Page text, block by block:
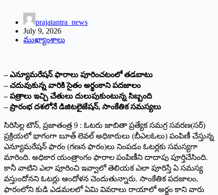
prajatantra_news
July 9, 2026
ముఖ్యాంశాలు
– ఎన్యూమరేషన్ ఫారాలు పూరించటంలో తడబాటు
– చదువుకున్న వారికి సైతం అర్థంకాని పదజాలం
– పత్రాలు ఇచ్చి చేతులు దులుపుకుంటున్న సిబ్బంది
– ప్రారంభ దశలోనే డిజిటలైజేషన్, సాంకేతిక సమస్యలు
సిరిసిల్ల టౌన్, ప్రజాతంత్ర 9 : ఓటరు జాబితా ప్రత్యేక సమగ్ర సవరణ(సర్)
ప్రక్రియలో భాగంగా బూత్ లెవల్ అధికారులు (బీఎలఓలు) పంపిణీ చేస్తున్న
ఎన్యూమరేషన్ ఫారం (గణన ఫారం)లు నింపడం ఓటర్లకు సమస్యగా
మారింది. అధికార యంత్రాంగం ఫారాల పంపిణీని దాదాపు పూర్తిచేసింది.
కానీ వాటిని ఎలా పూరించి ఇవ్వాలో తెలియక ఎలా పూరిస్తే ఏ సమస్య
వస్తుందోనని ఓటర్లు ఆందోళన చెందుతున్నారు. సాంకేతిక పదజాలం,
ఫారంలోని కుడి ఎడమలలో ఏమి వివరాలు రాయాలో అర్థం కాని వారు